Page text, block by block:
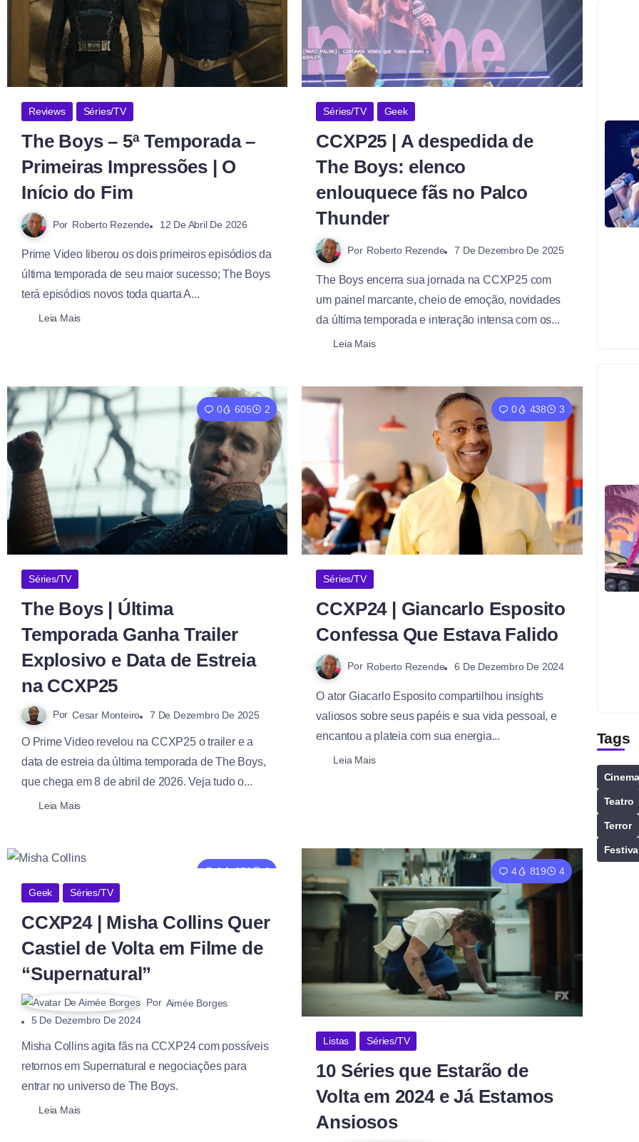
Reviews Séries/TV
The Boys – 5ª Temporada –
Primeiras Impressões | O
Início do Fim
Por Roberto Rezende 12 De Abril De 2026
Prime Video liberou os dois primeiros episódios da
última temporada de seu maior sucesso; The Boys
terá episódios novos toda quarta A...
Leia Mais
Séries/TV Geek
CCXP25 | A despedida de
The Boys: elenco
enlouquece fãs no Palco
Thunder
Por Roberto Rezende 7 De Dezembro De 2025
The Boys encerra sua jornada na CCXP25 com
um painel marcante, cheio de emoção, novidades
da última temporada e interação intensa com os...
Leia Mais
0 605 2
Séries/TV
The Boys | Última
Temporada Ganha Trailer
Explosivo e Data de Estreia
na CCXP25
Por Cesar Monteiro 7 De Dezembro De 2025
O Prime Video revelou na CCXP25 o trailer e a
data de estreia da última temporada de The Boys,
que chega em 8 de abril de 2026. Veja tudo o...
Leia Mais
0 438 3
Séries/TV
CCXP24 | Giancarlo Esposito
Confessa Que Estava Falido
Por Roberto Rezende 6 De Dezembro De 2024
O ator Giacarlo Esposito compartilhou insights
valiosos sobre seus papéis e sua vida pessoal, e
encantou a plateia com sua energia...
Leia Mais
0 673
3
Geek
Séries/TV
CCXP24 | Misha Collins Quer
Castiel de Volta em Filme de
“Supernatural”
Por Aimée Borges
5 De Dezembro De 2024
Misha Collins agita fãs na CCXP24 com possíveis
retornos em Supernatural e negociações para
entrar no universo de The Boys.
Leia Mais
4 819 4
Listas Séries/TV
10 Séries que Estarão de
Volta em 2024 e Já Estamos
Ansiosos
Tags
Cinema
Teatro
Terror